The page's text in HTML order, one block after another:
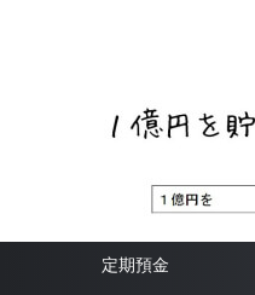
定期預金